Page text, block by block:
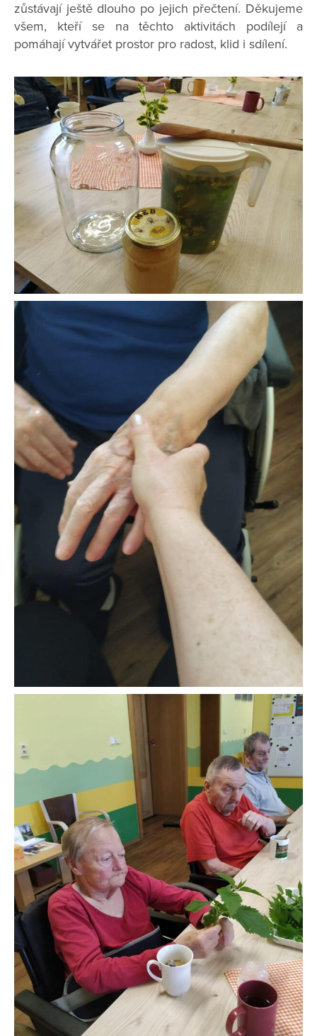
zůstávají ještě dlouho po jejich přečtení. Děkujeme
všem, kteří se na těchto aktivitách podílejí a
pomáhají vytvářet prostor pro radost, klid i sdílení.